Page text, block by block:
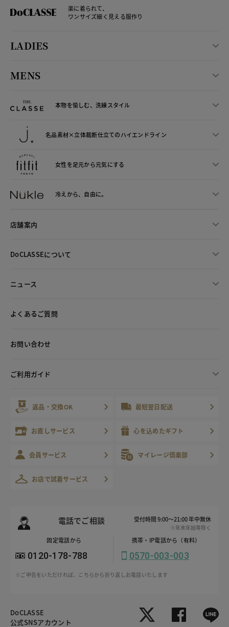
楽に着られて、
ワンサイズ細く見える服作り
LADIES
MENS
本物を愉しむ、洗練スタイル
名品素材×立体裁断仕立てのハイエンドライン
女性を足元から元気にする
冷えから、 自由に。
店舗案内
DoCLASSEについて
ニュース
よくあるご質問
お問い合わせ
ご利用ガイド
返品・交換OK 最短翌日配送
お直しサービス 心を込めたギフト
会員サービス マイレージ倶楽部
お店で試着サービス
電話でご相談 受付時間 9:00～21:00 年中無休
※年末年始等除く
固定電話から
0120-178-788
携帯・IP電話から（有料）
0570-003-003
※ご申告をいただければ、こちらから折り返しお電話いたします
DoCLASSE
公式SNSアカウント